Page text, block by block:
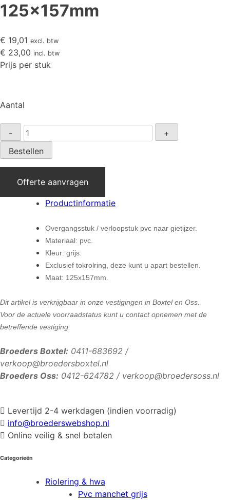
125x157mm
€ 19,01 excl. btw
€ 23,00 incl. btw
Prijs per stuk
Aantal
-
Overgangsstuk
gij
125x157mm
aantal
+
Bestellen
Offerte aanvragen
Productinformatie
Overgangsstuk / verloopstuk pvc naar gietijzer.
Materiaal: pvc.
Kleur: grijs.
Exclusief tokrolring, deze kunt u apart bestellen.
Maat: 125x157mm.
​Dit artikel is verkrijgbaar in onze vestigingen in Boxtel en Oss.
Voor de actuele voorraadstatus kunt u contact opnemen met de
betreffende vestiging.
Broeders Boxtel: 0411-683692 /
verkoop@broedersboxtel.nl
Broeders Oss: 0412-624782 / verkoop@broedersoss.nl
Levertijd 2-4 werkdagen (indien voorradig)
info@broederswebshop.nl
Online veilig & snel betalen
Categorieën
Riolering & hwa
Pvc manchet grijs